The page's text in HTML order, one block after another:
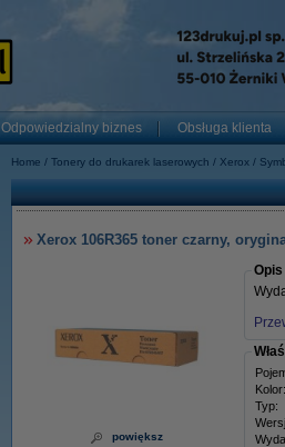
Odpowiedzialny biznes Obsługa klienta
Home Tonery do drukarek laserowych Xerox
Xerox 106R365 toner czarny,
powiększ
Opis
Kolor:
Typ: